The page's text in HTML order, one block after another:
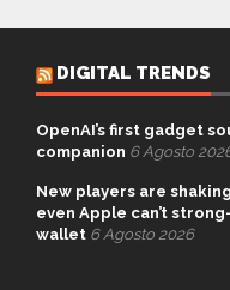
DIGITAL TRENDS
OpenAI’s first gadget
companion 6 Agosto
New players are
even Apple can’t
wallet 6 Agosto 2026